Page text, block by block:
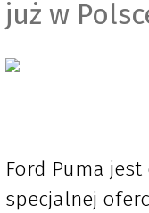
już w
Ford Puma
specjalnej